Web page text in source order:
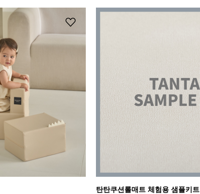
탄탄쿠션롤매트 체험용 샘플키트